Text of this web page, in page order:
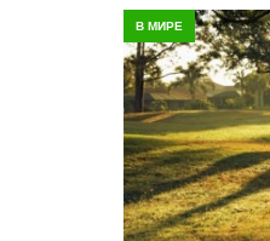
В МИРЕ